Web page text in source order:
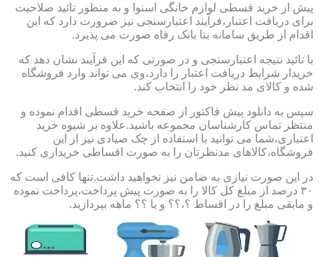
پیش از خرید قسطی لوازم خانگی اسنوا و به منظور تائید صلاحیت
برای دریافت اعتبار،فرآیند اعتبارسنجی نیز ضرورت دارد که این
اقدام از طریق سامانه بتا بانک رفاه صورت می پذیرد.
با تائید نتیجه اعتبارسنجی و در صورتی که این فرآیند نشان دهد که
خریدار شرایط دریافت اعتبار را دارد،وی می تواند وارد فروشگاه
شده و کالای مد نظر خود را انتخاب کند.
سپس به دانلود پیش فاکتور از صفحه خرید قسطی اقدام نموده و
منتظر تماس کارشناسان مجموعه باشید.علاوه بر شیوه خرید
اعتباری،شما می توانید با استفاده از چک صیادی نیز از این
فروشگاه،کالاهای مدنظرتان را به صورت اقساطی خریداری کنید.
در این صورت نیازی به ضامن نیز نخواهید داشت.تنها کافی است که
۳۰ درصد از مبلغ کل کالا را به صورت پیش پرداخت،پرداخت نموده
و مابقی مبلغ را در اقساط ؟،؟؟ و یا ؟؟ ماهه بپردازید.